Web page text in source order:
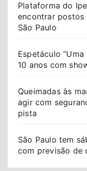
Plataforma do
encontrar postos
São Paulo
Espetáculo
10 anos com
Queimadas às
agir com
pista
São Paulo tem
com previsão de